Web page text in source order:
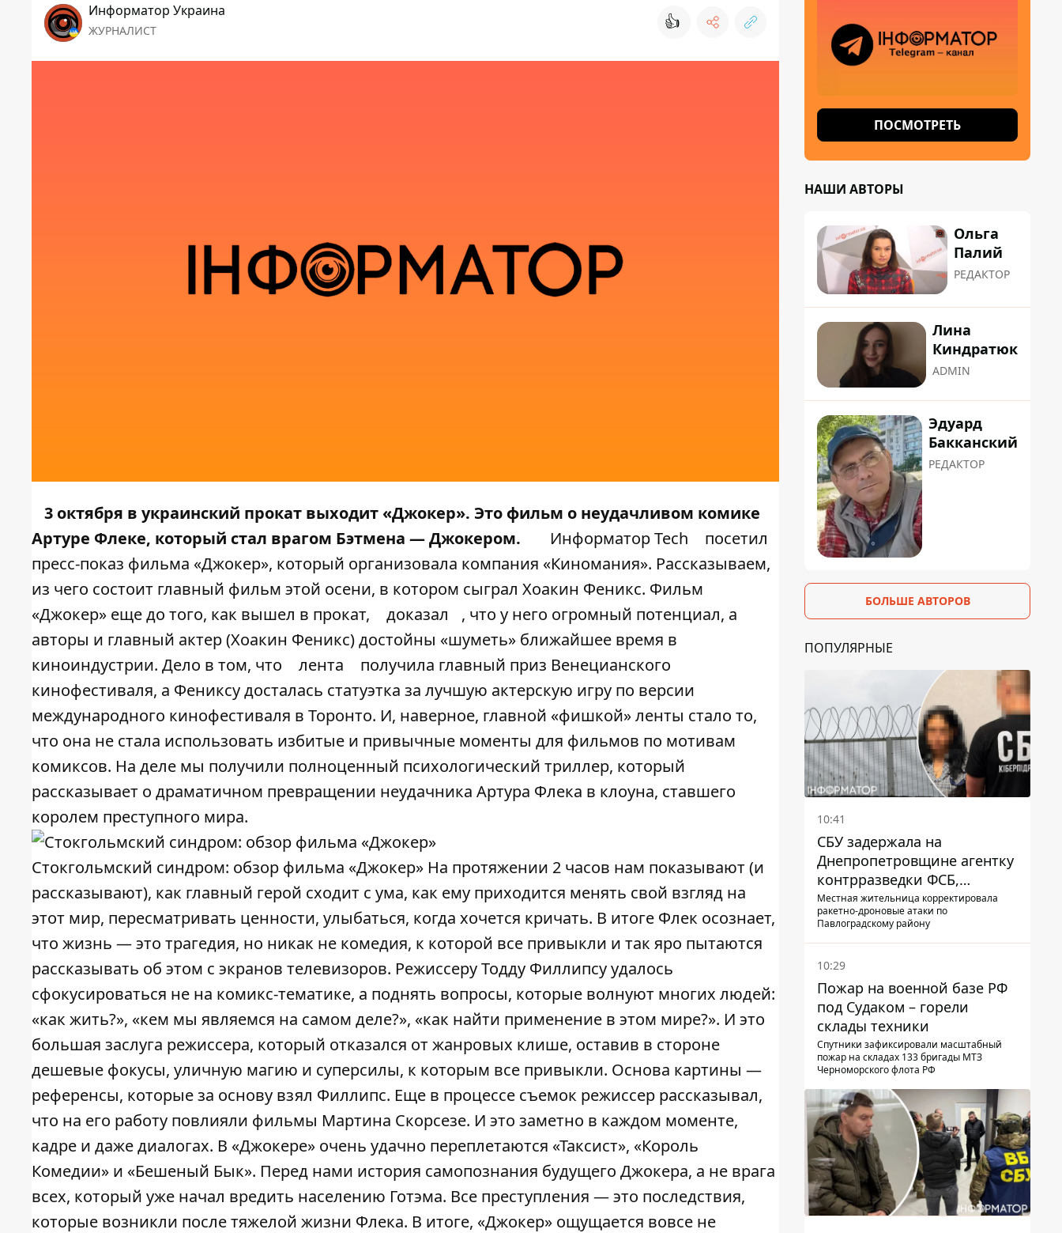
Информатор Украина
ЖУРНАЛИСТ 👍
3 октября в украинский прокат выходит «Джокер». Это фильм о неудачливом комике
Артуре Флеке, который стал врагом Бэтмена — Джокером.
Информатор Tech
посетил
пресс-показ фильма «Джокер», который организовала компания «Киномания». Рассказываем,
из чего состоит главный фильм этой осени, в котором сыграл Хоакин Феникс. Фильм
«Джокер» еще до того, как вышел в прокат,
доказал
, что у него огромный потенциал, а
авторы и главный актер (Хоакин Феникс) достойны «шуметь» ближайшее время в
киноиндустрии. Дело в том, что
лента
получила главный приз Венецианского
кинофестиваля, а Фениксу досталась статуэтка за лучшую актерскую игру по версии
международного кинофестиваля в Торонто. И, наверное, главной «фишкой» ленты стало то,
что она не стала использовать избитые и привычные моменты для фильмов по мотивам
комиксов. На деле мы получили полноценный психологический триллер, который
рассказывает о драматичном превращении неудачника Артура Флека в клоуна, ставшего
королем преступного мира.
Стокгольмский синдром: обзор фильма «Джокер» На протяжении 2 часов нам показывают (и
рассказывают), как главный герой сходит с ума, как ему приходится менять свой взгляд на
этот мир, пересматривать ценности, улыбаться, когда хочется кричать. В итоге Флек осознает,
что жизнь — это трагедия, но никак не комедия, к которой все привыкли и так яро пытаются
рассказывать об этом с экранов телевизоров. Режиссеру Тодду Филлипсу удалось
сфокусироваться не на комикс-тематике, а поднять вопросы, которые волнуют многих людей:
«как жить?», «кем мы являемся на самом деле?», «как найти применение в этом мире?». И это
большая заслуга режиссера, который отказался от жанровых клише, оставив в стороне
дешевые фокусы, уличную магию и суперсилы, к которым все привыкли. Основа картины —
референсы, которые за основу взял Филлипс. Еще в процессе съемок режиссер рассказывал,
что на его работу повлияли фильмы Мартина Скорсезе. И это заметно в каждом моменте,
кадре и даже диалогах. В «Джокере» очень удачно переплетаются «Таксист», «Король
Комедии» и «Бешеный Бык». Перед нами история самопознания будущего Джокера, а не врага
всех, который уже начал вредить населению Готэма. Все преступления — это последствия,
которые возникли после тяжелой жизни Флека. В итоге, «Джокер» ощущается вовсе не
ПОСМОТРЕТЬ
НАШИ АВТОРЫ
Ольга
Палий
РЕДАКТОР
Лина
Киндратюк
ADMIN
Эдуард
Бакканский
РЕДАКТОР
БОЛЬШЕ АВТОРОВ
ПОПУЛЯРНЫЕ
10:41
СБУ задержала на
Днепропетровщине агентку
контрразведки ФСБ,
готовившую теракты –
шпионила за военными
Местная жительница корректировала
ракетно-дроновые атаки по
Павлоградскому району
10:29
Пожар на военной базе РФ
под Судаком – горели
склады техники
Спутники зафиксировали масштабный
пожар на складах 133 бригады МТЗ
Черноморского флота РФ